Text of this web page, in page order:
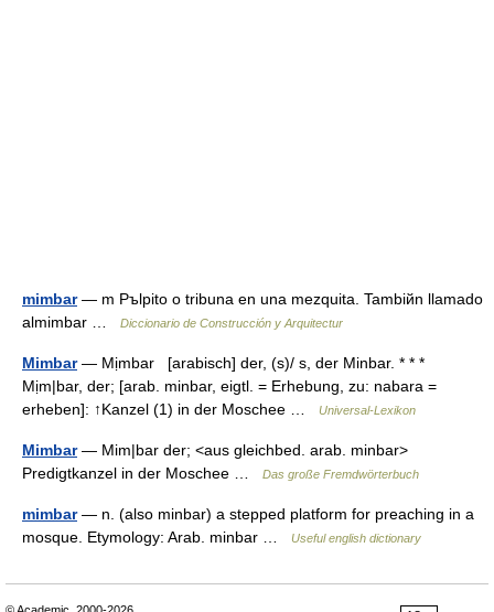
mimbar— m Pъlpito o tribuna en una mezquita. Tambiйn llamado
almimbar …
Diccionario de Construcción y Arquitectur
Mimbar— Mịmbar [arabisch] der, (s)/ s, der Minbar. * * *
Mịm|bar, der; [arab. minbar, eigtl. = Erhebung, zu: nabara =
erheben]: ↑Kanzel (1) in der Moschee …
Universal-Lexikon
Mimbar— Mim|bar der; <aus gleichbed. arab. minbar>
Predigtkanzel in der Moschee …
Das große Fremdwörterbuch
mimbar— n. (also minbar) a stepped platform for preaching in a
mosque. Etymology: Arab. minbar …
Useful english dictionary